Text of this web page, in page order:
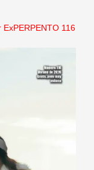
ExPERPENTO 116